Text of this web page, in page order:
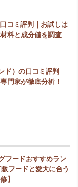
コミ評判｜お試しは
料と成分値を調査
ド）の口コミ評判
門家が徹底分析！
フードおすすめラン
フードと愛犬に合う
】